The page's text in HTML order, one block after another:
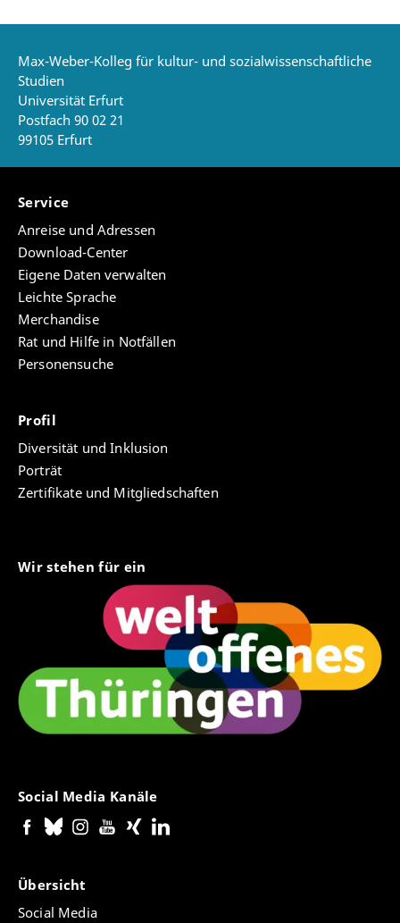
Max-Weber-Kolleg für kultur- und sozialwissenschaftliche
Studien
Universität Erfurt
Postfach 90 02 21
99105 Erfurt
Service
Anreise und Adressen
Download-Center
Eigene Daten verwalten
Leichte Sprache
Merchandise
Rat und Hilfe in Notfällen
Personensuche
Profil
Diversität und Inklusion
Porträt
Zertifikate und Mitgliedschaften
Wir stehen für ein
Social Media Kanäle
Übersicht
Social Media